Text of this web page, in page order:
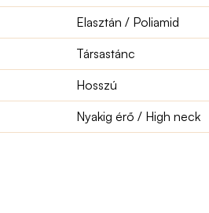
Elasztán / Poliamid
Társastánc
Hosszú
Nyakig érő / High neck